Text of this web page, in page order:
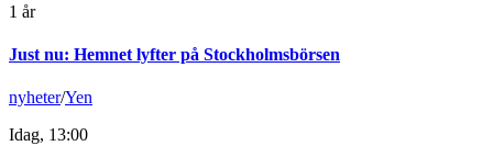
1 år
Just nu: Hemnet lyfter på Stockholmsbörsen
nyheter/Yen
Idag, 13:00